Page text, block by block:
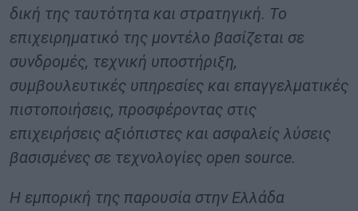
δική της ταυτότητα και στρατηγική. Το
επιχειρηματικό της μοντέλο βασίζεται σε
συνδρομές, τεχνική υποστήριξη,
συμβουλευτικές υπηρεσίες και επαγγελματικές
πιστοποιήσεις, προσφέροντας στις
επιχειρήσεις αξιόπιστες και ασφαλείς λύσεις
βασισμένες σε τεχνολογίες open source.
Η εμπορική της παρουσία στην Ελλάδα